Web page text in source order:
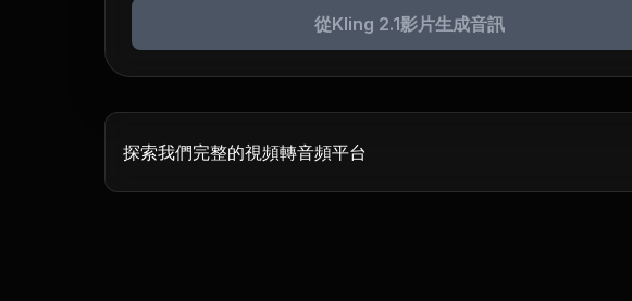
從Kling 2.1影片生成音訊
探索我們完整的視頻轉音頻平台